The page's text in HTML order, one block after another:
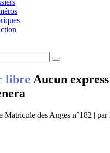
libre Aucun
Matricule des Anges n°182 | par